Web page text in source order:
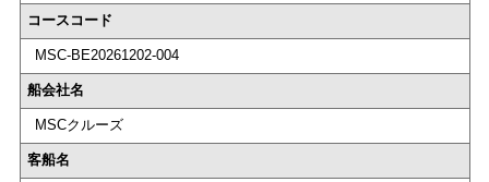
コースコード
MSC-BE20261202-004
船会社名
MSCクルーズ
客船名